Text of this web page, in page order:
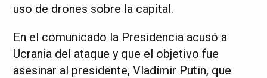
uso de drones sobre la capital.
En el comunicado la Presidencia acusó a
Ucrania del ataque y que el objetivo fue
asesinar al presidente, Vladímir Putin, que